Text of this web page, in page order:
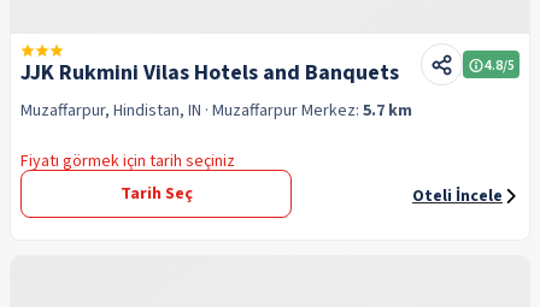
JJK Rukmini Vilas Hotels and Banquets 4.8/5
Muzaffarpur, Hindistan, IN · MuzaffarpurMerkez: 5.7 km
Fiyatı görmek için tarih seçiniz
Tarih Seç
Oteli İncele